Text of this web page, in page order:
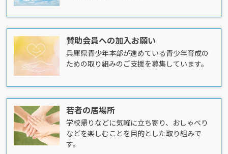
賛助会員への加入お願い
兵庫県青少年本部が進めている青少年育成の
ための取り組みのご支援を募集しています。
若者の居場所
学校帰りなどに気軽に立ち寄り、おしゃべり
などを楽しむことを目的とした取り組みで
す。